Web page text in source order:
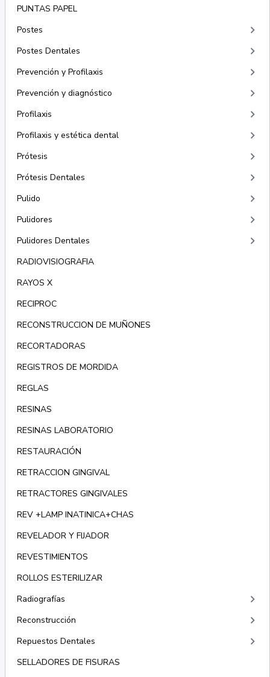
PUNTAS PAPEL
Postes
keyboard_arrow_right
Postes Dentales keyboard_arrow_right
Prevención y Profilaxis keyboard_arrow_right
Prevención y diagnóstico keyboard_arrow_right
Profilaxis keyboard_arrow_right
Profilaxis y estética dental keyboard_arrow_right
Prótesis keyboard_arrow_right
Prótesis Dentales keyboard_arrow_right
Pulido keyboard_arrow_right
Pulidores keyboard_arrow_right
Pulidores Dentales keyboard_arrow_right
RADIOVISIOGRAFIA
RAYOS X
RECIPROC
RECONSTRUCCION DE MUÑONES
RECORTADORAS
REGISTROS DE MORDIDA
REGLAS
RESINAS
RESINAS LABORATORIO
RESTAURACIÓN
RETRACCION GINGIVAL
RETRACTORES GINGIVALES
REV +LAMP INATINICA+CHAS
REVELADOR Y FIJADOR
REVESTIMIENTOS
ROLLOS ESTERILIZAR
Radiografías
keyboard_arrow_right
Reconstrucción keyboard_arrow_right
Repuestos Dentales keyboard_arrow_right
SELLADORES DE FISURAS